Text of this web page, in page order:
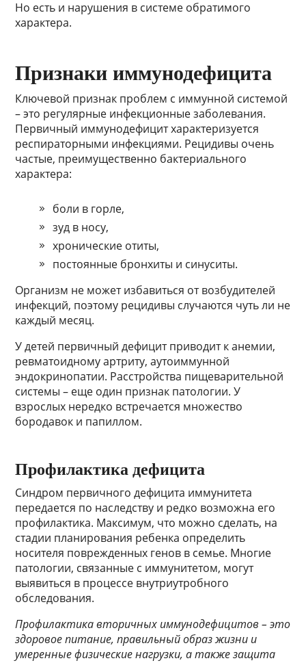
Но есть и нарушения в системе обратимого
характера.
Признаки иммунодефицита
Ключевой признак проблем с иммунной системой
– это регулярные инфекционные заболевания.
Первичный иммунодефицит характеризуется
респираторными инфекциями. Рецидивы очень
частые, преимущественно бактериального
характера:
боли в горле,
зуд в носу,
хронические отиты,
постоянные бронхиты и синуситы.
Организм не может избавиться от возбудителей
инфекций, поэтому рецидивы случаются чуть ли не
каждый месяц.
У детей первичный дефицит приводит к анемии,
ревматоидному артриту, аутоиммунной
эндокринопатии. Расстройства пищеварительной
системы – еще один признак патологии. У
взрослых нередко встречается множество
бородавок и папиллом.
Профилактика дефицита
Синдром первичного дефицита иммунитета
передается по наследству и редко возможна его
профилактика. Максимум, что можно сделать, на
стадии планирования ребенка определить
носителя поврежденных генов в семье. Многие
патологии, связанные с иммунитетом, могут
выявиться в процессе внутриутробного
обследования.
Профилактика вторичных иммунодефицитов – это
здоровое питание, правильный образ жизни и
умеренные физические нагрузки, а также защита